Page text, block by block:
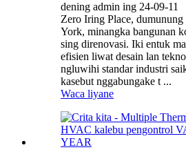
dening admin ing 24-09-11
Zero Iring Place,
York, minangka bangunan
sing direnovasi. Iki entuk
efisien liwat desain lan
ngluwihi standar industri
kasebut nggabungake t ...
Waca liyane